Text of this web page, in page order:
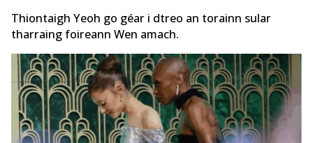
Thiontaigh Yeoh go géar i dtreo an torainn sular
tharraing foireann Wen amach.